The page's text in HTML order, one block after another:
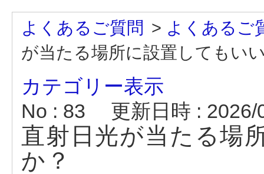
よくあるご質問 > よくあるご
が当たる場所に設置してもい
カテゴリー表示
No : 83
更新日時 : 2026/
直射日光が当たる場
か？